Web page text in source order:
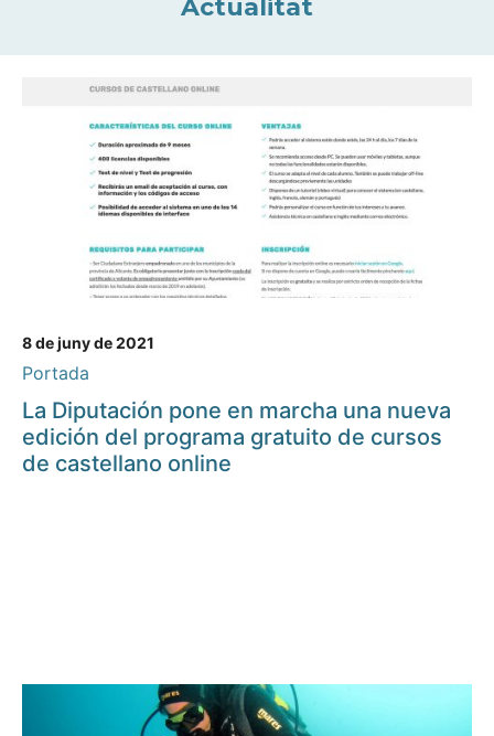
Actualitat
8 de juny de 2021
Portada
La Diputación pone en marcha una nueva
edición del programa gratuito de cursos
de castellano online